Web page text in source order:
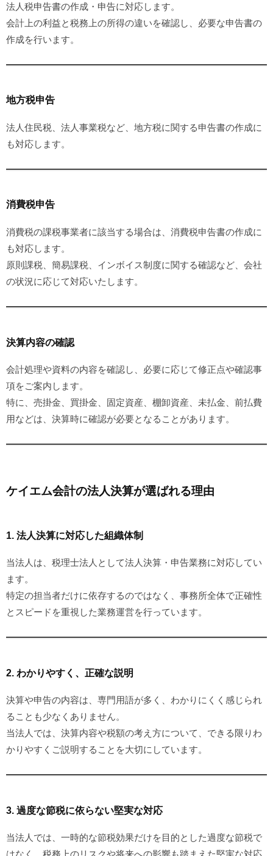
法人税申告書の作成・申告に対応します。
会計上の利益と税務上の所得の違いを確認し、必要な申告書の
作成を行います。
地方税申告
法人住民税、法人事業税など、地方税に関する申告書の作成に
も対応します。
消費税申告
消費税の課税事業者に該当する場合は、消費税申告書の作成に
も対応します。
原則課税、簡易課税、インボイス制度に関する確認など、会社
の状況に応じて対応いたします。
決算内容の確認
会計処理や資料の内容を確認し、必要に応じて修正点や確認事
項をご案内します。
特に、売掛金、買掛金、固定資産、棚卸資産、未払金、前払費
用などは、決算時に確認が必要となることがあります。
ケイエム会計の法人決算が選ばれる理由
1. 法人決算に対応した組織体制
当法人は、税理士法人として法人決算・申告業務に対応してい
ます。
特定の担当者だけに依存するのではなく、事務所全体で正確性
とスピードを重視した業務運営を行っています。
2. わかりやすく、正確な説明
決算や申告の内容は、専門用語が多く、わかりにくく感じられ
ることも少なくありません。
当法人では、決算内容や税額の考え方について、できる限りわ
かりやすくご説明することを大切にしています。
3. 過度な節税に依らない堅実な対応
当法人では、一時的な節税効果だけを目的とした過度な節税で